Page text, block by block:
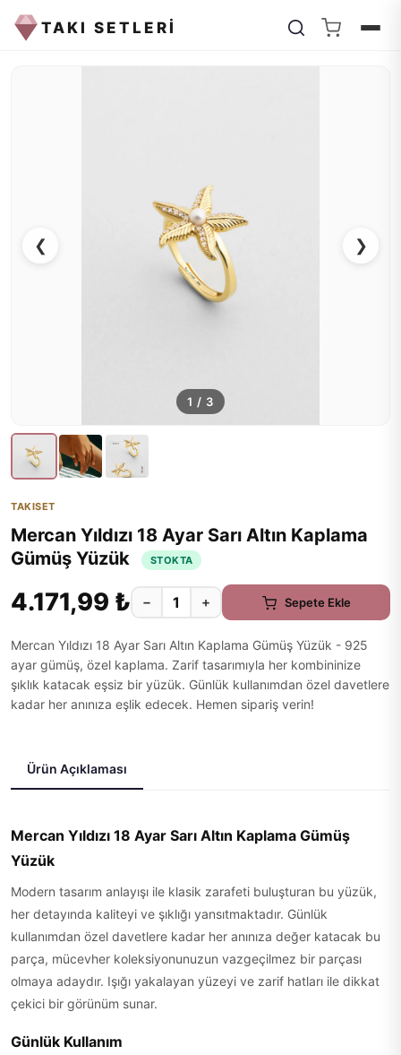
TAKI SETLERİ
❮ ❯
1 / 3
TAKISET
Mercan Yıldızı 18 Ayar Sarı Altın Kaplama
Gümüş Yüzük
STOKTA
4.171,99 ₺ − + Sepete Ekle
Mercan Yıldızı 18 Ayar Sarı Altın Kaplama Gümüş Yüzük - 925
ayar gümüş, özel kaplama. Zarif tasarımıyla her kombininize
şıklık katacak eşsiz bir yüzük. Günlük kullanımdan özel davetlere
kadar her anınıza eşlik edecek. Hemen sipariş verin!
Ürün Açıklaması
Mercan Yıldızı 18 Ayar Sarı Altın Kaplama Gümüş
Yüzük
Modern tasarım anlayışı ile klasik zarafeti buluşturan bu yüzük,
her detayında kaliteyi ve şıklığı yansıtmaktadır. Günlük
kullanımdan özel davetlere kadar her anınıza değer katacak bu
parça, mücevher koleksiyonunuzun vazgeçilmez bir parçası
olmaya adaydır. Işığı yakalayan yüzeyi ve zarif hatları ile dikkat
çekici bir görünüm sunar.
Günlük Kullanım